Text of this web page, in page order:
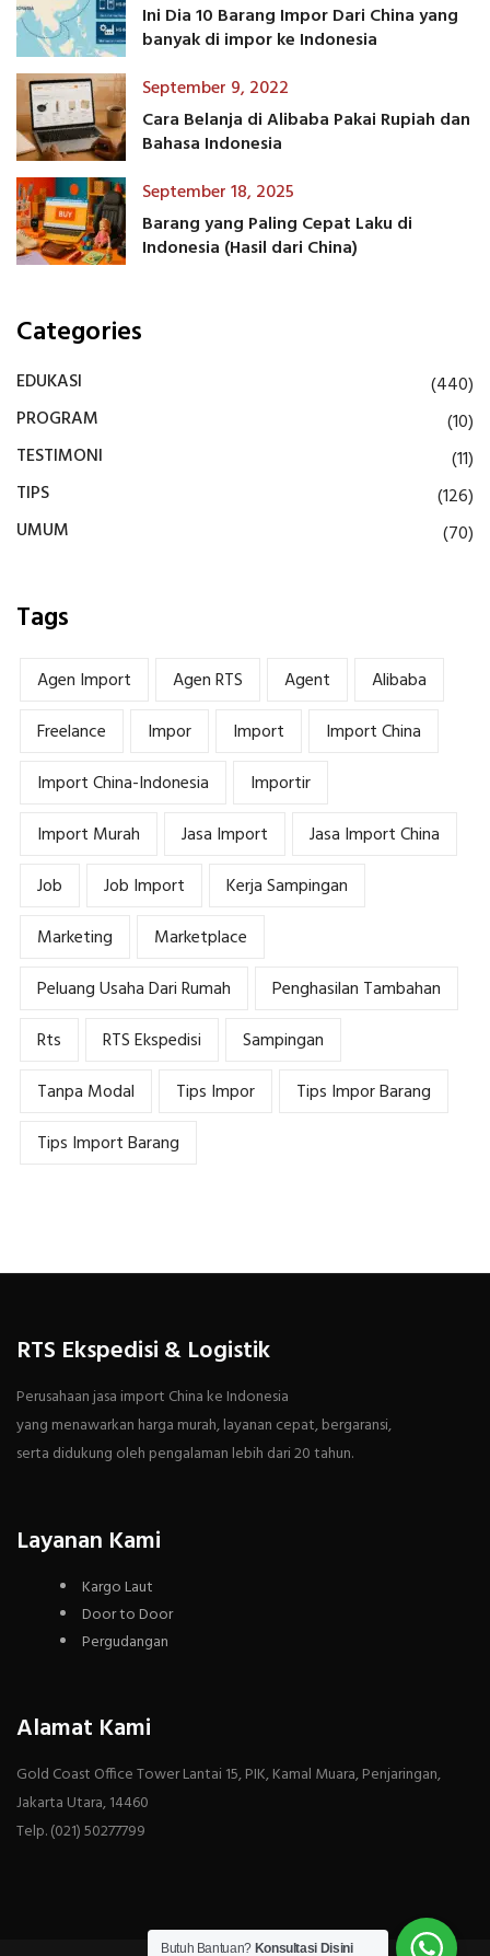
Ini Dia 10 Barang Impor Dari China yang
banyak di impor ke Indonesia
September 9, 2022
Cara Belanja di Alibaba Pakai Rupiah dan
Bahasa Indonesia
September 18, 2025
Barang yang Paling Cepat Laku di
Indonesia (Hasil dari China)
Categories
EDUKASI
(440)
PROGRAM
(10)
TESTIMONI
(11)
TIPS
(126)
UMUM
(70)
Tags
Agen Import Agen RTS Agent
Alibaba
Freelance
Impor Import
Import China
Import China-Indonesia
Importir
Import Murah
Jasa Import
Jasa Import China
Job
Job Import
Kerja Sampingan
Marketing
Marketplace
Peluang Usaha Dari Rumah
Penghasilan Tambahan
Rts
RTS Ekspedisi
Sampingan
Tanpa Modal
Tips Impor
Tips Impor Barang
Tips Import Barang
RTS Ekspedisi & Logistik
Perusahaan jasa import China ke Indonesia
yang menawarkan harga murah, layanan cepat, bergaransi,
serta didukung oleh pengalaman lebih dari 20 tahun.
Layanan Kami
Kargo Laut
Door to Door
Pergudangan
Alamat Kami
Gold Coast Office Tower Lantai 15, PIK, Kamal Muara, Penjaringan,
Jakarta Utara, 14460
Telp. (021) 50277799
Butuh Bantuan? Konsultasi Disini